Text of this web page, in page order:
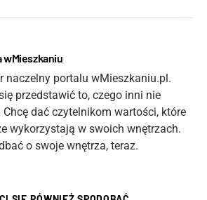
wMieszkaniu
naczelny portalu wMieszkaniu.pl.
przedstawić to, czego inni nie
Chcę dać czytelnikom wartości, które
wykorzystają w swoich wnętrzach.
o swoje wnętrza, teraz.